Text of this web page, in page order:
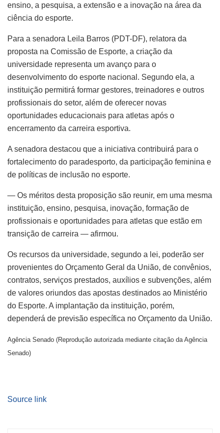
ensino, a pesquisa, a extensão e a inovação na área da
ciência do esporte.
Para a senadora Leila Barros (PDT-DF), relatora da
proposta na Comissão de Esporte, a criação da
universidade representa um avanço para o
desenvolvimento do esporte nacional. Segundo ela, a
instituição permitirá formar gestores, treinadores e outros
profissionais do setor, além de oferecer novas
oportunidades educacionais para atletas após o
encerramento da carreira esportiva.
A senadora destacou que a iniciativa contribuirá para o
fortalecimento do paradesporto, da participação feminina e
de políticas de inclusão no esporte.
— Os méritos desta proposição são reunir, em uma mesma
instituição, ensino, pesquisa, inovação, formação de
profissionais e oportunidades para atletas que estão em
transição de carreira — afirmou.
Os recursos da universidade, segundo a lei, poderão ser
provenientes do Orçamento Geral da União, de convênios,
contratos, serviços prestados, auxílios e subvenções, além
de valores oriundos das apostas destinados ao Ministério
do Esporte. A implantação da instituição, porém,
dependerá de previsão específica no Orçamento da União.
Agência Senado (Reprodução autorizada mediante citação da Agência
Senado)
Source link